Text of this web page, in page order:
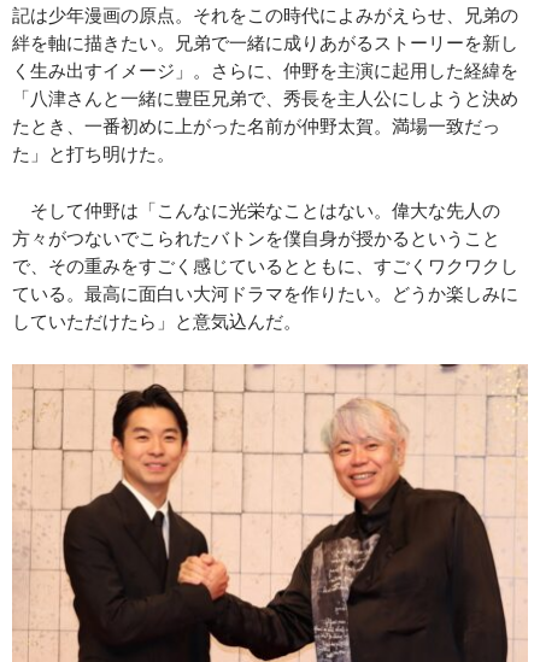
記は少年漫画の原点。それをこの時代によみがえらせ、兄弟の
絆を軸に描きたい。兄弟で一緒に成りあがるストーリーを新し
く生み出すイメージ」。さらに、仲野を主演に起用した経緯を
「八津さんと一緒に豊臣兄弟で、秀長を主人公にしようと決め
たとき、一番初めに上がった名前が仲野太賀。満場一致だっ
た」と打ち明けた。
そして仲野は「こんなに光栄なことはない。偉大な先人の
方々がつないでこられたバトンを僕自身が授かるということ
で、その重みをすごく感じているとともに、すごくワクワクし
ている。最高に面白い大河ドラマを作りたい。どうか楽しみに
していただけたら」と意気込んだ。